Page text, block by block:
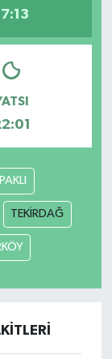
TEKİRDAĞ